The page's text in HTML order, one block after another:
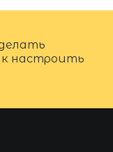
настроить